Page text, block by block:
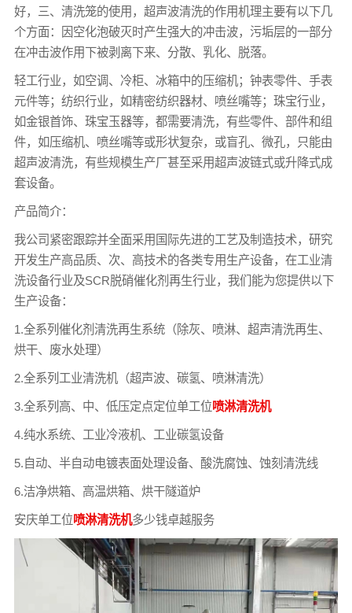
好，三、清洗笼的使用，超声波清洗的作用机理主要有以下几
个方面：因空化泡破灭时产生强大的冲击波，污垢层的一部分
在冲击波作用下被剥离下来、分散、乳化、脱落。
轻工行业，如空调、冷柜、冰箱中的压缩机；钟表零件、手表
元件等；纺织行业，如精密纺织器材、喷丝嘴等；珠宝行业，
如金银首饰、珠宝玉器等，都需要清洗，有些零件、部件和组
件，如压缩机、喷丝嘴等或形状复杂，或盲孔、微孔，只能由
超声波清洗，有些规模生产厂甚至采用超声波链式或升降式成
套设备。
产品简介：
我公司紧密跟踪并全面采用国际先进的工艺及制造技术，研究
开发生产高品质、次、高技术的各类专用生产设备，在工业清
洗设备行业及SCR脱硝催化剂再生行业，我们能为您提供以下
生产设备：
1.全系列催化剂清洗再生系统（除灰、喷淋、超声清洗再生、
烘干、废水处理）
2.全系列工业清洗机（超声波、碳氢、喷淋清洗）
3.全系列高、中、低压定点定位单工位喷淋清洗机
4.纯水系统、工业冷液机、工业碳氢设备
5.自动、半自动电镀表面处理设备、酸洗腐蚀、蚀刻清洗线
6.洁净烘箱、高温烘箱、烘干隧道炉
安庆单工位喷淋清洗机多少钱卓越服务